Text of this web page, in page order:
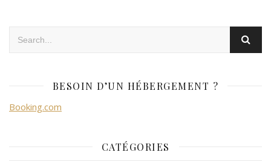
BESOIN D’UN HÉBERGEMENT ?
Booking.com
CATÉGORIES